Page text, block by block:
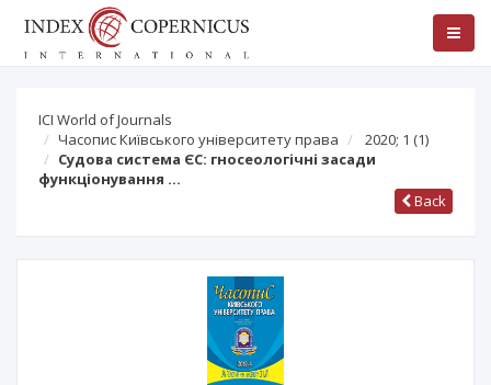
ICI World of Journals
Часопис Київського університету права
2020; 1 (1)
Судова система ЄС: гносеологічні засади
функціонування …
Back